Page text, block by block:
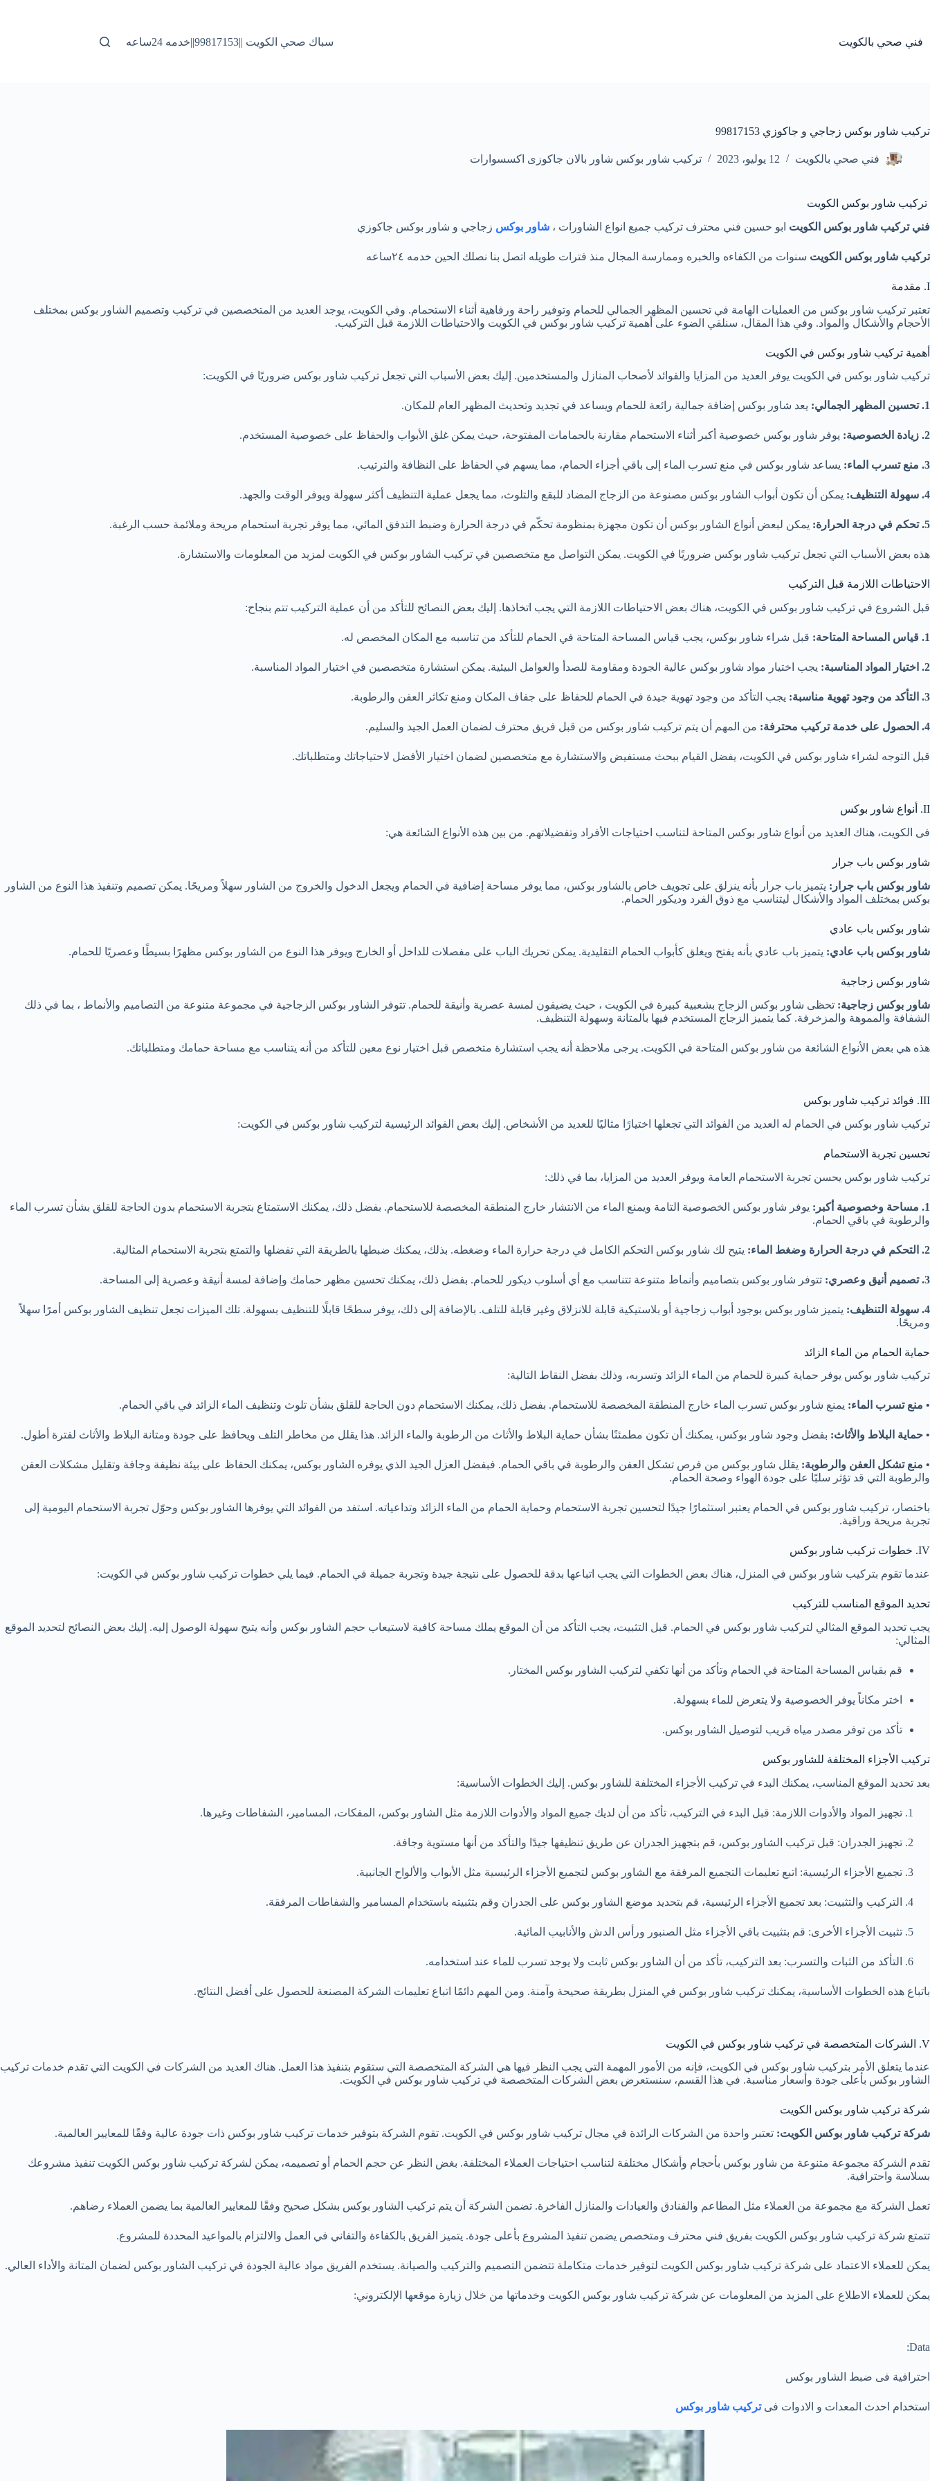
فني صحي بالكويت سباك صحي الكويت ||99817153||خدمه 24ساعه
تركيب شاور بوكس زجاجي و جاكوزي 99817153
فني صحي بالكويت 12 يوليو، 2023 تركيب شاور بوكس شاور بالان جاكوزى اكسسوارات
تركيب شاور بوكس الكويت
فني تركيب شاور بوكس الكويت ابو حسين فني محترف تركيب جميع انواع الشاورات ، شاور بوكس زجاجي و شاور بوكس جاكوزي
تركيب شاور بوكس الكويت سنوات من الكفاءه والخبره وممارسة المجال منذ فترات طويله اتصل بنا نصلك الحين خدمه ٢٤ساعه
I. مقدمة
تعتبر تركيب شاور بوكس من العمليات الهامة في تحسين المظهر الجمالي للحمام وتوفير راحة ورفاهية أثناء الاستحمام. وفي الكويت، يوجد العديد من المتخصصين في تركيب وتصميم الشاور بوكس بمختلف
الأحجام والأشكال والمواد. وفي هذا المقال، سنلقي الضوء على أهمية تركيب شاور بوكس في الكويت والاحتياطات اللازمة قبل التركيب.
أهمية تركيب شاور بوكس في الكويت
تركيب شاور بوكس في الكويت يوفر العديد من المزايا والفوائد لأصحاب المنازل والمستخدمين. إليك بعض الأسباب التي تجعل تركيب شاور بوكس ضروريًا في الكويت:
1. تحسين المظهر الجمالي: يعد شاور بوكس إضافة جمالية رائعة للحمام ويساعد في تجديد وتحديث المظهر العام للمكان.
2. زيادة الخصوصية: يوفر شاور بوكس خصوصية أكبر أثناء الاستحمام مقارنة بالحمامات المفتوحة، حيث يمكن غلق الأبواب والحفاظ على خصوصية المستخدم.
3. منع تسرب الماء: يساعد شاور بوكس في منع تسرب الماء إلى باقي أجزاء الحمام، مما يسهم في الحفاظ على النظافة والترتيب.
4. سهولة التنظيف: يمكن أن تكون أبواب الشاور بوكس مصنوعة من الزجاج المضاد للبقع والتلوث، مما يجعل عملية التنظيف أكثر سهولة ويوفر الوقت والجهد.
5. تحكم في درجة الحرارة: يمكن لبعض أنواع الشاور بوكس أن تكون مجهزة بمنظومة تحكّم في درجة الحرارة وضبط التدفق المائي، مما يوفر تجربة استحمام مريحة وملائمة حسب الرغبة.
هذه بعض الأسباب التي تجعل تركيب شاور بوكس ضروريًا في الكويت. يمكن التواصل مع متخصصين في تركيب الشاور بوكس في الكويت لمزيد من المعلومات والاستشارة.
الاحتياطات اللازمة قبل التركيب
قبل الشروع في تركيب شاور بوكس في الكويت، هناك بعض الاحتياطات اللازمة التي يجب اتخاذها. إليك بعض النصائح للتأكد من أن عملية التركيب تتم بنجاح:
1. قياس المساحة المتاحة: قبل شراء شاور بوكس، يجب قياس المساحة المتاحة في الحمام للتأكد من تناسبه مع المكان المخصص له.
2. اختيار المواد المناسبة: يجب اختيار مواد شاور بوكس عالية الجودة ومقاومة للصدأ والعوامل البيئية. يمكن استشارة متخصصين في اختيار المواد المناسبة.
3. التأكد من وجود تهوية مناسبة: يجب التأكد من وجود تهوية جيدة في الحمام للحفاظ على جفاف المكان ومنع تكاثر العفن والرطوبة.
4. الحصول على خدمة تركيب محترفة: من المهم أن يتم تركيب شاور بوكس من قبل فريق محترف لضمان العمل الجيد والسليم.
قبل التوجه لشراء شاور بوكس في الكويت، يفضل القيام ببحث مستفيض والاستشارة مع متخصصين لضمان اختيار الأفضل لاحتياجاتك ومتطلباتك.
II. أنواع شاور بوكس
فى الكويت، هناك العديد من أنواع شاور بوكس المتاحة لتناسب احتياجات الأفراد وتفضيلاتهم. من بين هذه الأنواع الشائعة هي:
شاور بوكس باب جرار
شاور بوكس باب جرار: يتميز باب جرار بأنه ينزلق على تجويف خاص بالشاور بوكس، مما يوفر مساحة إضافية في الحمام ويجعل الدخول والخروج من الشاور سهلاً ومريحًا. يمكن تصميم وتنفيذ هذا النوع من الشاور
بوكس بمختلف المواد والأشكال ليتناسب مع ذوق الفرد وديكور الحمام.
شاور بوكس باب عادي
شاور بوكس باب عادي: يتميز باب عادي بأنه يفتح ويغلق كأبواب الحمام التقليدية. يمكن تحريك الباب على مفصلات للداخل أو الخارج ويوفر هذا النوع من الشاور بوكس مظهرًا بسيطًا وعصريًا للحمام.
شاور بوكس زجاجية
شاور بوكس زجاجية: تحظى شاور بوكس الزجاج بشعبية كبيرة في الكويت ، حيث يضيفون لمسة عصرية وأنيقة للحمام. تتوفر الشاور بوكس الزجاجية في مجموعة متنوعة من التصاميم والأنماط ، بما في ذلك
الشفافة والمموهة والمزخرفة. كما يتميز الزجاج المستخدم فيها بالمتانة وسهولة التنظيف.
هذه هي بعض الأنواع الشائعة من شاور بوكس المتاحة في الكويت. يرجى ملاحظة أنه يجب استشارة متخصص قبل اختيار نوع معين للتأكد من أنه يتناسب مع مساحة حمامك ومتطلباتك.
III. فوائد تركيب شاور بوكس
تركيب شاور بوكس في الحمام له العديد من الفوائد التي تجعلها اختيارًا مثاليًا للعديد من الأشخاص. إليك بعض الفوائد الرئيسية لتركيب شاور بوكس في الكويت:
تحسين تجربة الاستحمام
تركيب شاور بوكس يحسن تجربة الاستحمام العامة ويوفر العديد من المزايا، بما في ذلك:
1. مساحة وخصوصية أكبر:
يوفر شاور بوكس الخصوصية التامة ويمنع الماء من الانتشار خارج المنطقة المخصصة للاستحمام. بفضل ذلك، يمكنك الاستمتاع بتجربة الاستحمام بدون الحاجة للقلق بشأن تسرب الماء
والرطوبة في باقي الحمام.
2. التحكم في درجة الحرارة وضغط الماء: يتيح لك شاور بوكس التحكم الكامل في درجة حرارة الماء وضغطه. بذلك، يمكنك ضبطها بالطريقة التي تفضلها والتمتع بتجربة الاستحمام المثالية.
3. تصميم أنيق وعصري: تتوفر شاور بوكس بتصاميم وأنماط متنوعة تتناسب مع أي أسلوب ديكور للحمام. بفضل ذلك، يمكنك تحسين مظهر حمامك وإضافة لمسة أنيقة وعصرية إلى المساحة.
4. سهولة التنظيف:
يتميز شاور بوكس بوجود أبواب زجاجية أو بلاستيكية قابلة للانزلاق وغير قابلة للتلف. بالإضافة إلى ذلك، يوفر سطحًا قابلًا للتنظيف بسهولة. تلك الميزات تجعل تنظيف الشاور بوكس أمرًا سهلاً
ومريحًا.
حماية الحمام من الماء الزائد
تركيب شاور بوكس يوفر حماية كبيرة للحمام من الماء الزائد وتسربه، وذلك بفضل النقاط التالية:
• منع تسرب الماء: يمنع شاور بوكس تسرب الماء خارج المنطقة المخصصة للاستحمام. بفضل ذلك، يمكنك الاستحمام دون الحاجة للقلق بشأن تلوث وتنظيف الماء الزائد في باقي الحمام.
• حماية البلاط والأثاث: بفضل وجود شاور بوكس، يمكنك أن تكون مطمئنًا بشأن حماية البلاط والأثاث من الرطوبة والماء الزائد. هذا يقلل من مخاطر التلف ويحافظ على جودة ومتانة البلاط والأثاث لفترة أطول.
• منع تشكل العفن والرطوبة: يقلل شاور بوكس من فرص تشكل العفن والرطوبة في باقي الحمام. فبفضل العزل الجيد الذي يوفره الشاور بوكس، يمكنك الحفاظ على بيئة نظيفة وجافة وتقليل مشكلات العفن
والرطوبة التي قد تؤثر سلبًا على جودة الهواء وصحة الحمام.
باختصار، تركيب شاور بوكس في الحمام يعتبر استثمارًا جيدًا لتحسين تجربة الاستحمام وحماية الحمام من الماء الزائد وتداعياته. استفد من الفوائد التي يوفرها الشاور بوكس وحوّل تجربة الاستحمام اليومية إلى
تجربة مريحة وراقية.
IV. خطوات تركيب شاور بوكس
عندما تقوم بتركيب شاور بوكس في المنزل، هناك بعض الخطوات التي يجب اتباعها بدقة للحصول على نتيجة جيدة وتجربة جميلة في الحمام. فيما يلي خطوات تركيب شاور بوكس في الكويت:
تحديد الموقع المناسب للتركيب
يجب تحديد الموقع المثالي لتركيب شاور بوكس في الحمام. قبل التثبيت، يجب التأكد من أن الموقع يملك مساحة كافية لاستيعاب حجم الشاور بوكس وأنه يتيح سهولة الوصول إليه. إليك بعض النصائح لتحديد الموقع
المثالي:
قم بقياس المساحة المتاحة في الحمام وتأكد من أنها تكفي لتركيب الشاور بوكس المختار.
اختر مكاناً يوفر الخصوصية ولا يتعرض للماء بسهولة.
تأكد من توفر مصدر مياه قريب لتوصيل الشاور بوكس.
تركيب الأجزاء المختلفة للشاور بوكس
بعد تحديد الموقع المناسب، يمكنك البدء في تركيب الأجزاء المختلفة للشاور بوكس. إليك الخطوات الأساسية:
تجهيز المواد والأدوات اللازمة: قبل البدء في التركيب، تأكد من أن لديك جميع المواد والأدوات اللازمة مثل الشاور بوكس، المفكات، المسامير، الشفاطات وغيرها.
تجهيز الجدران: قبل تركيب الشاور بوكس، قم بتجهيز الجدران عن طريق تنظيفها جيدًا والتأكد من أنها مستوية وجافة.
تجميع الأجزاء الرئيسية: اتبع تعليمات التجميع المرفقة مع الشاور بوكس لتجميع الأجزاء الرئيسية مثل الأبواب والألواح الجانبية.
التركيب والتثبيت: بعد تجميع الأجزاء الرئيسية، قم بتحديد موضع الشاور بوكس على الجدران وقم بتثبيته باستخدام المسامير والشفاطات المرفقة.
تثبيت الأجزاء الأخرى: قم بتثبيت باقي الأجزاء مثل الصنبور ورأس الدش والأنابيب المائية.
التأكد من الثبات والتسرب: بعد التركيب، تأكد من أن الشاور بوكس ثابت ولا يوجد تسرب للماء عند استخدامه.
باتباع هذه الخطوات الأساسية، يمكنك تركيب شاور بوكس في المنزل بطريقة صحيحة وآمنة. ومن المهم دائمًا اتباع تعليمات الشركة المصنعة للحصول على أفضل النتائج.
V. الشركات المتخصصة في تركيب شاور بوكس في الكويت
عندما يتعلق الأمر بتركيب شاور بوكس في الكويت، فإنه من الأمور المهمة التي يجب النظر فيها هي الشركة المتخصصة التي ستقوم بتنفيذ هذا العمل. هناك العديد من الشركات في الكويت التي تقدم خدمات تركيب
الشاور بوكس بأعلى جودة وأسعار مناسبة. في هذا القسم، سنستعرض بعض الشركات المتخصصة في تركيب شاور بوكس في الكويت.
شركة تركيب شاور بوكس الكويت
شركة تركيب شاور بوكس الكويت: تعتبر واحدة من الشركات الرائدة في مجال تركيب شاور بوكس في الكويت. تقوم الشركة بتوفير خدمات تركيب شاور بوكس ذات جودة عالية وفقًا للمعايير العالمية.
تقدم الشركة مجموعة متنوعة من شاور بوكس بأحجام وأشكال مختلفة لتناسب احتياجات العملاء المختلفة. بغض النظر عن حجم الحمام أو تصميمه، يمكن لشركة تركيب شاور بوكس الكويت تنفيذ مشروعك
بسلاسة واحترافية.
تعمل الشركة مع مجموعة من العملاء مثل المطاعم والفنادق والعيادات والمنازل الفاخرة. تضمن الشركة أن يتم تركيب الشاور بوكس بشكل صحيح وفقًا للمعايير العالمية بما يضمن العملاء رضاهم.
تتمتع شركة تركيب شاور بوكس الكويت بفريق فني محترف ومتخصص يضمن تنفيذ المشروع بأعلى جودة. يتميز الفريق بالكفاءة والتفاني في العمل والالتزام بالمواعيد المحددة للمشروع.
يمكن للعملاء الاعتماد على شركة تركيب شاور بوكس الكويت لتوفير خدمات متكاملة تتضمن التصميم والتركيب والصيانة. يستخدم الفريق مواد عالية الجودة في تركيب الشاور بوكس لضمان المتانة والأداء العالي.
يمكن للعملاء الاطلاع على المزيد من المعلومات عن شركة تركيب شاور بوكس الكويت وخدماتها من خلال زيارة موقعها الإلكتروني:
Data:
احترافية فى ضبط الشاور بوكس
استخدام احدث المعدات و الادوات فىتركيب شاور بوكس